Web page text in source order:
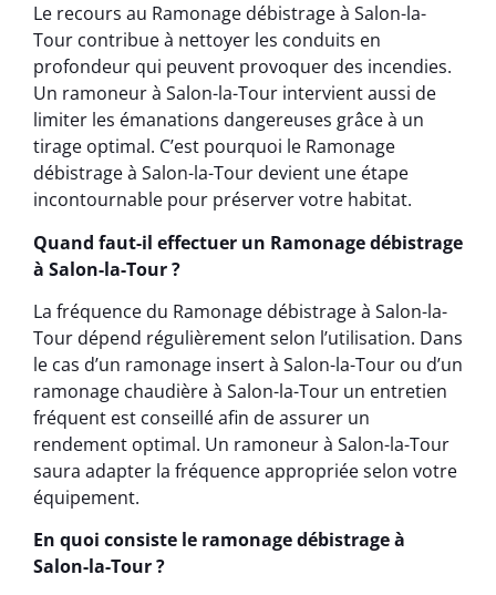
Le recours au Ramonage débistrage à Salon-la-
Tour contribue à nettoyer les conduits en
profondeur qui peuvent provoquer des incendies.
Un ramoneur à Salon-la-Tour intervient aussi de
limiter les émanations dangereuses grâce à un
tirage optimal. C’est pourquoi le Ramonage
débistrage à Salon-la-Tour devient une étape
incontournable pour préserver votre habitat.
Quand faut-il effectuer un Ramonage débistrage
à Salon-la-Tour ?
La fréquence du Ramonage débistrage à Salon-la-
Tour dépend régulièrement selon l’utilisation. Dans
le cas d’un ramonage insert à Salon-la-Tour ou d’un
ramonage chaudière à Salon-la-Tour un entretien
fréquent est conseillé afin de assurer un
rendement optimal. Un ramoneur à Salon-la-Tour
saura adapter la fréquence appropriée selon votre
équipement.
En quoi consiste le ramonage débistrage à
Salon-la-Tour ?